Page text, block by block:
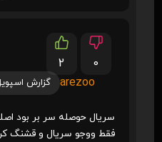
2
0
arezoo
گزارش
سریال حوصله سر بر بود
فقط ووجو سریال و قشنگ